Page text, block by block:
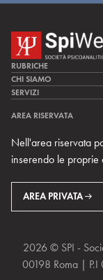
RUBRICHE
LA CURA
LA RICERCA
MULTIMEDIA
CHI SIAMO
LA SPI
TEAM DI SPIWEB
CONTATTI
RIVISTE
SERVIZI
ARCHIVIO STORICO
AREA RISERVATA
Nell'area riservata
inserendo le proprie
AREA PRIVATA
2026 © SPI -
00198 Roma |